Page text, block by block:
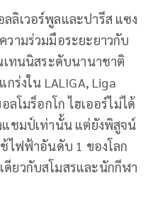
ลิเวอร์พูลและปารีส แซง
ามร่วมมือระยะยาวกับ
เทนนิสระดับนานาชาติ
ร่งใน LALIGA, Liga
โมร็อกโก ไฮเออร์ไม่ได้
แชมป์เท่านั้น แต่ยังพิสูจน์
ไฟฟ้าอันดับ 1 ของโลก
ดียวกับสโมสรและนักกีฬา